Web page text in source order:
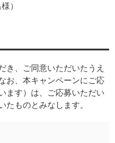
）
き、ご同意いただいたうえ
お、本キャンペーンにご応
ます）は、ご応募いただい
たものとみなします。